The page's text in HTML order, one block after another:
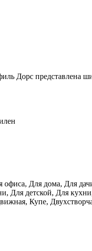
Дорс представлена
Для дома, Для
Для детской, Для
Купе,